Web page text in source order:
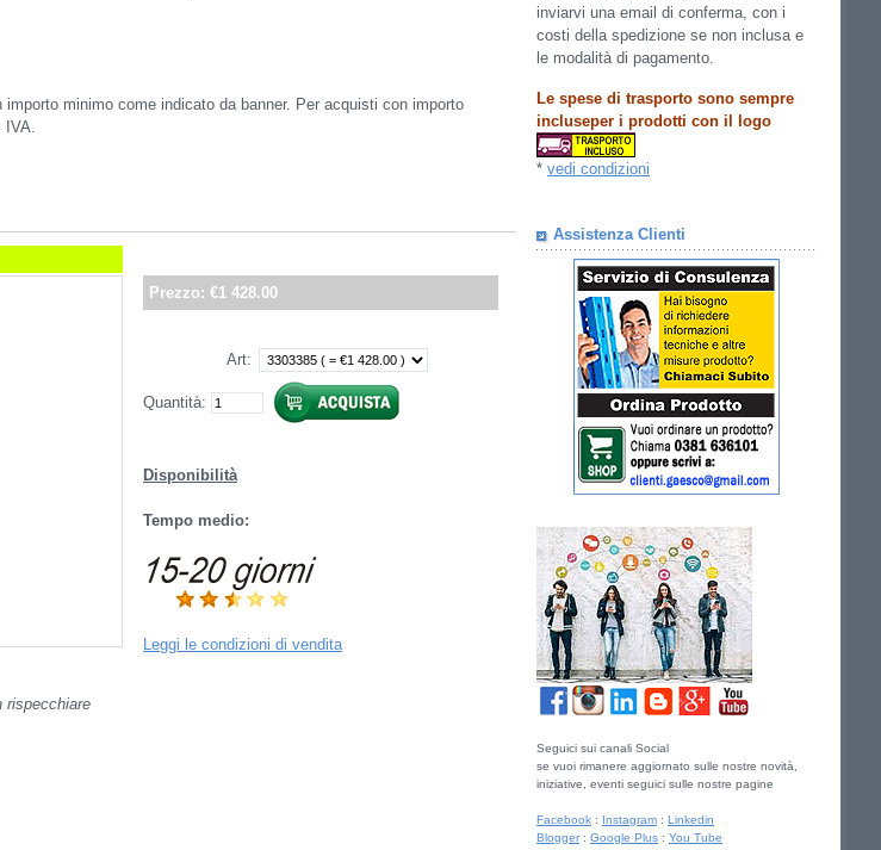
minimo come indicato da banner. Per acquisti con importo
IVA.
rispecchiare
Prezzo: €1 428.00
Art:
Quantità:
Disponibilità
Tempo medio:
Leggi le condizioni di vendita
inviarvi una email di conferma, con i
costi della spedizione se non inclusa e
le modalità di pagamento.
Le spese di trasporto sono sempre
incluseper i prodotti con il logo
*vedi condizioni
Assistenza Clienti
Seguici sui canali Social
se vuoi rimanere aggiornato sulle nostre novità,
iniziative, eventi seguici sulle nostre pagine
Facebook : Instagram :Linkedin
Blogger:Google Plus :You Tube